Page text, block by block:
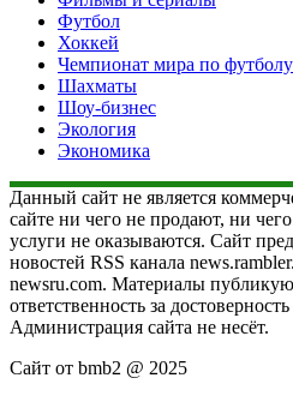
Футбол
Хоккей
Чемпионат мира по
Шахматы
Шоу-бизнес
Экология
Экономика
Данный сайт не является
сайте ни чего не продают, ни
услуги не оказываются. Сайт
новостей RSS канала
newsru.com. Материалы
ответственность за
Администрация сайта не несёт.
Сайт от bmb2 @ 2025